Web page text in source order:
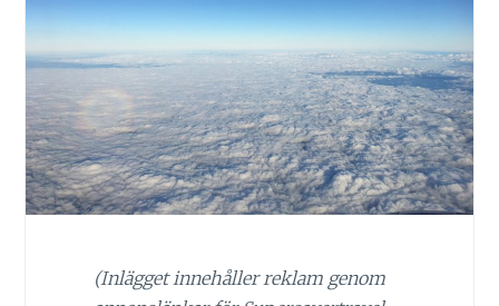
(Inlägget innehåller reklam genom